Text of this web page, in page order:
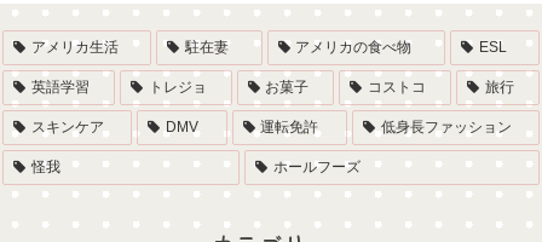
アメリカ生活 駐在妻 アメリカの食べ物 ESL
英語学習 トレジョ お菓子 コストコ 旅行
スキンケア DMV 運転免許 低身長ファッション
怪我 ホールフーズ